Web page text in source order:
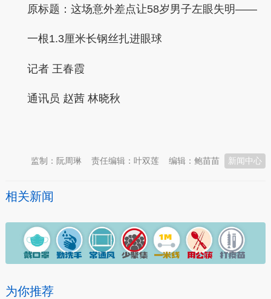
原标题：这场意外差点让58岁男子左眼失明——
一根1.3厘米长钢丝扎进眼球
记者 王春霞
通讯员 赵茜 林晓秋
新闻中心
编辑：鲍苗苗
责任编辑：叶双莲
监制：阮周琳
相关新闻
为你推荐